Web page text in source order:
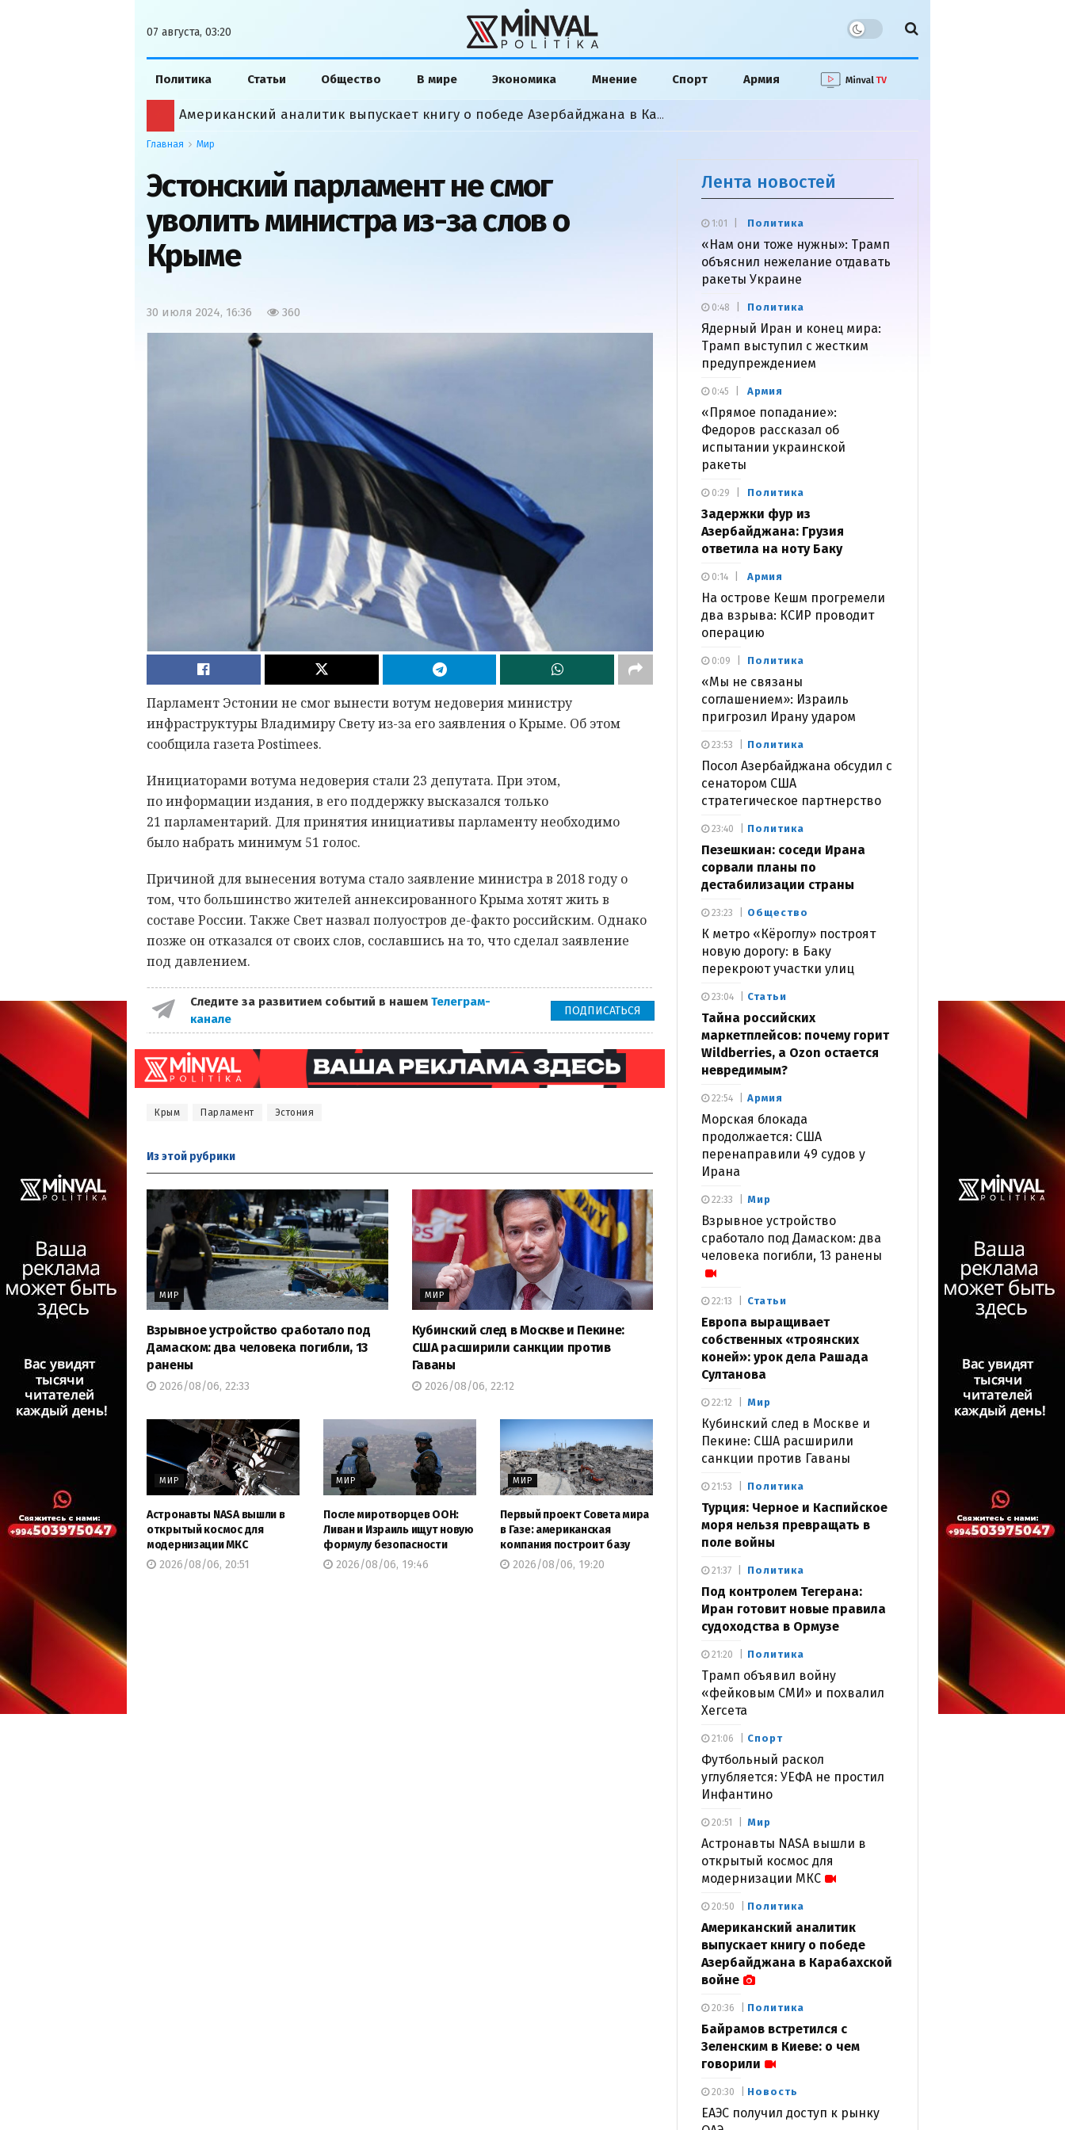
07 августа, 03:20
Политика Статьи Общество В мире Экономика Мнение Спорт Армия
Американский аналитик выпускает книгу о победе Азербайджана в Карабахской войне
Главная Мир
Эстонский парламент не смог
уволить министра из-за слов о
Крыме
30 июля 2024, 16:36 360
Парламент Эстонии не смог вынести вотум недоверия министру
инфраструктуры Владимиру Свету из-за его заявления о Крыме. Об этом
сообщила газета Postimees.
Инициаторами вотума недоверия стали 23 депутата. При этом,
по информации издания, в его поддержку высказался только
21 парламентарий. Для принятия инициативы парламенту необходимо
было набрать минимум 51 голос.
Причиной для вынесения вотума стало заявление министра в 2018 году о
том, что большинство жителей аннексированного Крыма хотят жить в
составе России. Также Свет назвал полуостров де-факто российским. Однако
позже он отказался от своих слов, сославшись на то, что сделал заявление
под давлением.
Следите за развитием событий в нашем Телеграм-
канале
ПОДПИСАТЬСЯ
Крым Парламент Эстония
Из этой рубрики
МИР
Взрывное устройство сработало под
Дамаском: два человека погибли, 13
ранены
2026/08/06, 22:33
МИР
Кубинский след в Москве и Пекине:
США расширили санкции против
Гаваны
2026/08/06, 22:12
МИР
Астронавты NASA вышли в
открытый космос для
модернизации МКС
2026/08/06, 20:51
МИР
После миротворцев ООН:
Ливан и Израиль ищут новую
формулу безопасности
2026/08/06, 19:46
МИР
Первый проект Совета мира
в Газе: американская
компания построит базу
2026/08/06, 19:20
Лента новостей
Политика
«Нам они тоже нужны»: Трамп
объяснил нежелание отдавать
ракеты Украине
1:01
Политика
Ядерный Иран и конец мира:
Трамп выступил с жестким
предупреждением
0:48
Армия
«Прямое попадание»:
Федоров рассказал об
испытании украинской
ракеты
0:45
Политика
Задержки фур из
Азербайджана: Грузия
ответила на ноту Баку
0:29
Армия
На острове Кешм прогремели
два взрыва: КСИР проводит
операцию
0:14
Политика
«Мы не связаны
соглашением»: Израиль
пригрозил Ирану ударом
0:09
Политика
Посол Азербайджана обсудил с
сенатором США
стратегическое партнерство
23:53
Политика
Пезешкиан: соседи Ирана
сорвали планы по
дестабилизации страны
23:40
Общество
К метро «Кёроглу» построят
новую дорогу: в Баку
перекроют участки улиц
23:23
Статьи
Тайна российских
маркетплейсов: почему горит
Wildberries, а Ozon остается
невредимым?
23:04
Армия
Морская блокада
продолжается: США
перенаправили 49 судов у
Ирана
22:54
Мир
Взрывное устройство
сработало под Дамаском: два
человека погибли, 13 ранены
22:33
Статьи
Европа выращивает
собственных «троянских
коней»: урок дела Рашада
Султанова
22:13
Мир
Кубинский след в Москве и
Пекине: США расширили
санкции против Гаваны
22:12
Политика
Турция: Черное и Каспийское
моря нельзя превращать в
поле войны
21:53
Политика
Под контролем Тегерана:
Иран готовит новые правила
судоходства в Ормузе
21:37
Политика
Трамп объявил войну
«фейковым СМИ» и похвалил
Хегсета
21:20
Спорт
Футбольный раскол
углубляется: УЕФА не простил
Инфантино
21:06
Мир
Астронавты NASA вышли в
открытый космос для
модернизации МКС
20:51
Политика
Американский аналитик
выпускает книгу о победе
Азербайджана в Карабахской
войне
20:50
Политика
Байрамов встретился с
Зеленским в Киеве: о чем
говорили
20:36
Новость
ЕАЭС получил доступ к рынку
20:30